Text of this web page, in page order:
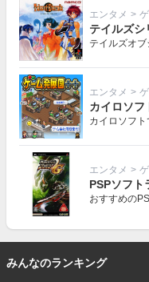
エンタメ >
テイルズシ
テイルズオ
エンタメ >
カイロソフ
カイロソフ
エンタメ >
PSPソフト
おすすめの
みんなのランキング